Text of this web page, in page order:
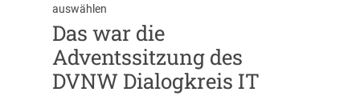
auswählen
Das war die
Adventssitzung des
DVNW Dialogkreis IT